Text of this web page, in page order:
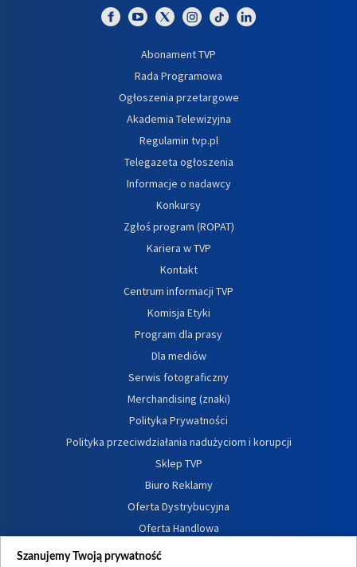
Abonament TVP
Rada Programowa
Ogłoszenia przetargowe
Akademia Telewizyjna
Regulamin tvp.pl
Telegazeta ogłoszenia
Informacje o nadawcy
Konkursy
Zgłoś program (ROPAT)
Kariera w TVP
Kontakt
Centrum informacji TVP
Komisja Etyki
Program dla prasy
Dla mediów
Serwis fotograficzny
Merchandising (znaki)
Polityka Prywatności
Polityka przeciwdziałania nadużyciom i korupcji
Sklep TVP
Biuro Reklamy
Oferta Dystrybucyjna
Oferta Handlowa
Dostępność
Szanujemy Twoją prywatność